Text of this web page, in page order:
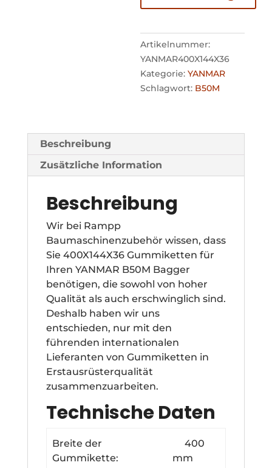
Artikelnummer:
YANMAR400X144X36
Kategorie:YANMAR
Schlagwort: B50M
Beschreibung
Zusätzliche Information
Beschreibung
Wir bei Rampp
Baumaschinenzubehör wissen, dass
Sie 400X144X36 Gummiketten für
Ihren YANMAR B50M Bagger
benötigen, die sowohl von hoher
Qualität als auch erschwinglich sind.
Deshalb haben wir uns
entschieden, nur mit den
führenden internationalen
Lieferanten von Gummiketten in
Erstausrüsterqualität
zusammenzuarbeiten.
Technische Daten
Breite der
Gummikette:
400
mm